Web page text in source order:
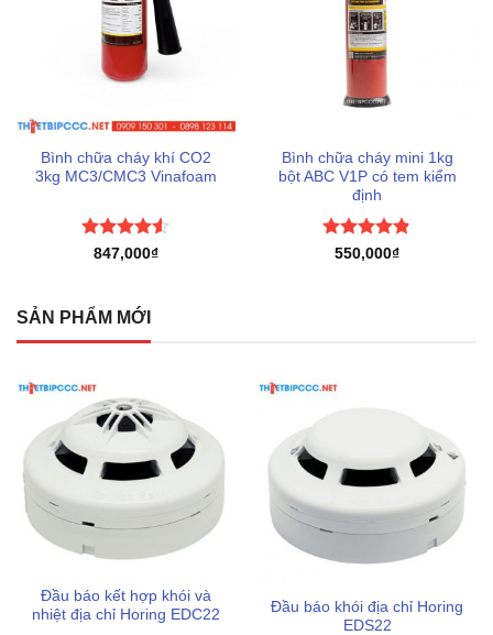
Bình chữa cháy khí CO2
3kg MC3/CMC3 Vinafoam
Được xếp
847,000₫
Bình chữa cháy mini 1kg
bột ABC V1P có tem kiểm
định
Được xếp
550,000₫
SẢN PHẨM MỚI
Đầu báo kết hợp khói và
nhiệt địa chỉ Horing EDC22
Đầu báo khói địa chỉ Horing
EDS22